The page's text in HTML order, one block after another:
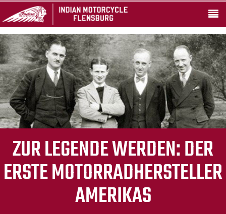
ZUR LEGENDE WERDEN: DER
ERSTE MOTORRADHERSTELLER
AMERIKAS